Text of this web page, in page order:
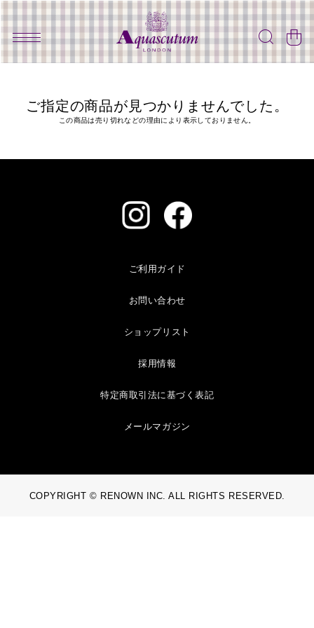
ご指定の商品が見つかりませんでした。
この商品は売り切れなどの理由により表示しておりません。
ご利用ガイド
お問い合わせ
ショップリスト
採用情報
特定商取引法に基づく表記
メールマガジン
COPYRIGHT © RENOWN INC. ALL RIGHTS RESERVED.